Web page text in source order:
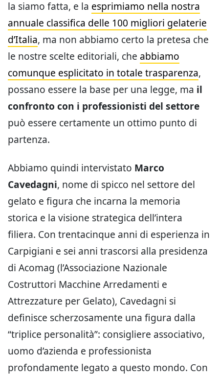
la siamo fatta, e la esprimiamo nella nostra
annuale classifica delle 100 migliori gelaterie
d’Italia, ma non abbiamo certo la pretesa che
le nostre scelte editoriali, che abbiamo
comunque esplicitato in totale trasparenza,
possano essere la base per una legge, ma il
confronto con i professionisti del settore
può essere certamente un ottimo punto di
partenza.
Abbiamo quindi intervistato Marco
Cavedagni, nome di spicco nel settore del
gelato e figura che incarna la memoria
storica e la visione strategica dell’intera
filiera. Con trentacinque anni di esperienza in
Carpigiani e sei anni trascorsi alla presidenza
di Acomag (l’Associazione Nazionale
Costruttori Macchine Arredamenti e
Attrezzature per Gelato), Cavedagni si
definisce scherzosamente una figura dalla
“triplice personalità”: consigliere associativo,
uomo d’azienda e professionista
profondamente legato a questo mondo. Con